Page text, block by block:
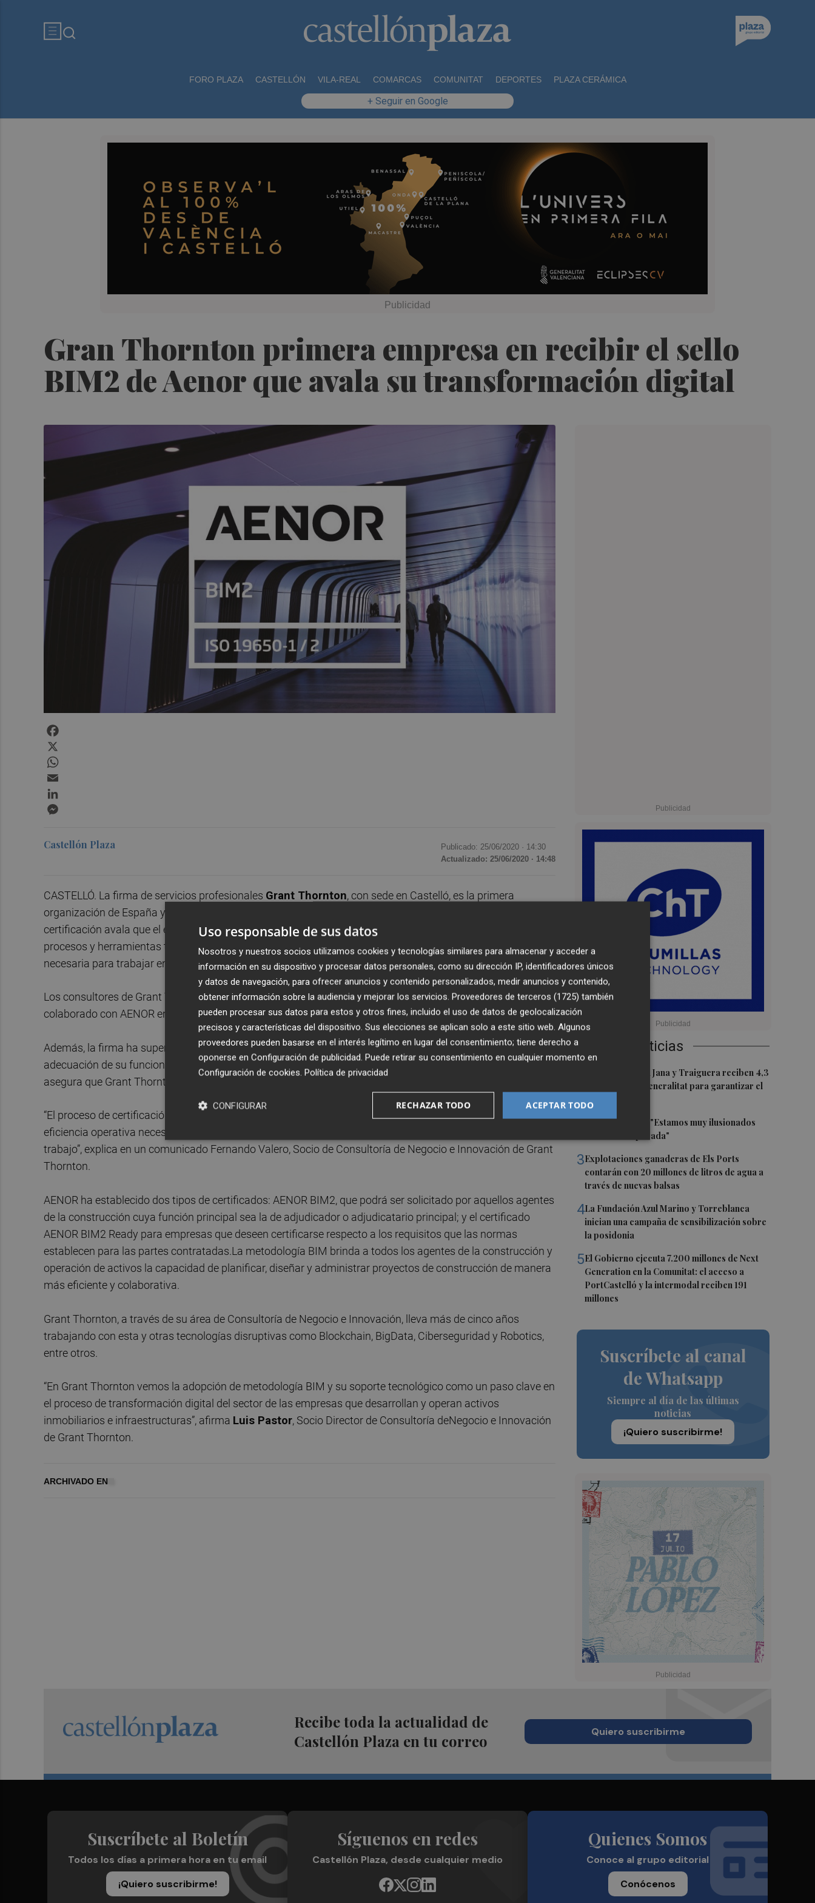
FORO PLAZA CASTELLÓN VILA-REAL COMARCAS COMUNITAT DEPORTES PLAZA CERÁMICA
+ Seguir en Google
Gran Thornton primera empresa en recibir el sello
BIM2 de Aenor que avala su transformación digital
Últimas Noticias
Canet lo Roig, la Jana y Traiguera reciben 4,3
millones de la Generalitat para garantizar el
agua potable
2Fernando Roig: "Estamos muy ilusionados
con esta temporada"
3Explotaciones ganaderas de Els Ports
contarán con 20 millones de litros de agua a
través de nuevas balsas
4La Fundación Azul Marino y Torreblanca
inician una campaña de sensibilización sobre
la posidonia
5El Gobierno ejecuta 7.200 millones de Next
Generation en la Comunitat: el acceso a
PortCastelló y la intermodal reciben 191
millones
Suscríbete al canal
de Whatsapp
Siempre al día de las últimas
noticias
¡Quiero suscribirme!
Castellón Plaza Publicado: 25/06/2020 · 14:30
Actualizado: 25/06/2020 · 14:48
CASTELLÓ. La firma de servicios profesionales Grant Thornton, con sede en Castelló, es la primera
organización de España y una de las primeras de Europa en recibir el sello BIM2 de AENOR. Esta
certificación avala que el equipo de consultoría de la firma ha implementado las políticas, procedimientos,
procesos y herramientas tecnológicas necesarias para garantizar su correcta transformación digital,
necesaria para trabajar en proyectos utilizando la disruptiva metodología BIM.
Los consultores de Grant Thornton, dirigidos por el socio especialista en BIMFernando Valero, han
colaborado con AENOR en el desarrollo de este sello de referencia.
Además, la firma ha superado las primeras evaluaciones en su centros de trabajo, permitiendo comprobar la
adecuación de su funcionamiento de acuerdo con los más altos estándares internacionales. Este proceso
asegura que Grant Thornton queda capacitada para ayudar a sus clientes con garantía de éxito.
“El proceso de certificación nos ha permitido unificar el enfoque de nuestros servicios BIM, lograr la
eficiencia operativa necesaria para escalar hacia proyectos más complejos y asegurar la calidad de nuestro
trabajo”, explica en un comunicado Fernando Valero, Socio de Consultoría de Negocio e Innovación de Grant
Thornton.
AENOR ha establecido dos tipos de certificados: AENOR BIM2, que podrá ser solicitado por aquellos agentes
de la construcción cuya función principal sea la de adjudicador o adjudicatario principal; y el certificado
AENOR BIM2 Ready para empresas que deseen certificarse respecto a los requisitos que las normas
establecen para las partes contratadas.La metodología BIM brinda a todos los agentes de la construcción y
operación de activos la capacidad de planificar, diseñar y administrar proyectos de construcción de manera
más eficiente y colaborativa.
Grant Thornton, a través de su área de Consultoría de Negocio e Innovación, lleva más de cinco años
trabajando con esta y otras tecnologías disruptivas como Blockchain, BigData, Ciberseguridad y Robotics,
entre otros.
“En Grant Thornton vemos la adopción de metodología BIM y su soporte tecnológico como un paso clave en
el proceso de transformación digital del sector de las empresas que desarrollan y operan activos
inmobiliarios e infraestructuras”, afirma Luis Pastor, Socio Director de Consultoría deNegocio e Innovación
de Grant Thornton.
ARCHIVADO EN
Recibe toda la actualidad de
Castellón Plaza en tu correo
Quiero suscribirme
Suscríbete al Boletín
Todos los días a primera hora en tu email
¡Quiero suscribirme!
Síguenos en redes
Castellón Plaza, desde cualquier medio
Quienes Somos
Conoce al grupo editorial
Conócenos
Uso responsable de sus datos
Nosotros y nuestros socios utilizamos cookies y tecnologías similares para almacenar y acceder a
información en su dispositivo y procesar datos personales, como su dirección IP, identificadores únicos
y datos de navegación, para ofrecer anuncios y contenido personalizados, medir anuncios y contenido,
obtener información sobre la audiencia y mejorar los servicios. Proveedores de terceros (1725) también
pueden procesar sus datos para estos y otros fines, incluido el uso de datos de geolocalización
precisos y características del dispositivo. Sus elecciones se aplican solo a este sitio web. Algunos
proveedores pueden basarse en el interés legítimo en lugar del consentimiento; tiene derecho a
oponerse en Configuración de publicidad. Puede retirar su consentimiento en cualquier momento en
Configuración de cookies. Política de privacidad
ACEPTAR TODO
RECHAZAR TODO
CONFIGURAR